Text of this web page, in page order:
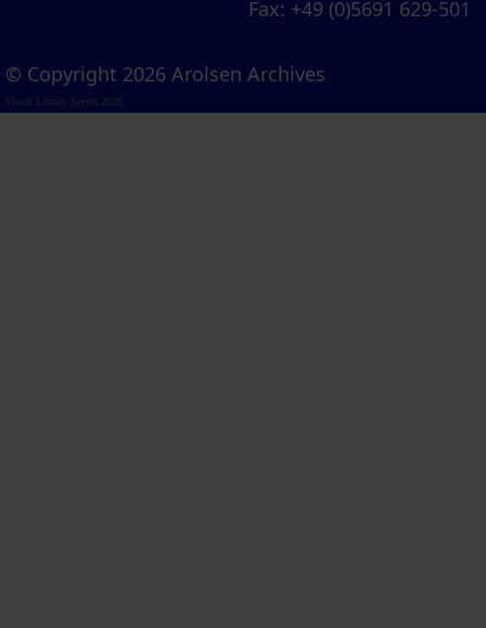
Fax: +49 (0)5691 629-501
© Copyright 2026 Arolsen Archives
Visual Library Server 2026